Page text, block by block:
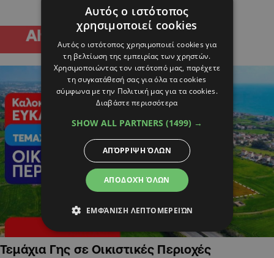
Τεμάχια Γης σε Οικιστικές Περιοχές
Αυτός ο ιστότοπος
χρησιμοποιεί cookies
Αυτός ο ιστότοπος χρησιμοποιεί cookies για
τη βελτίωση της εμπειρίας των χρηστών.
Χρησιμοποιώντας τον ιστότοπό μας, παρέχετε
τη συγκατάθεσή σας για όλα τα cookies
σύμφωνα με την Πολιτική μας για τα cookies.
Διαβάστε περισσότερα
SHOW ALL PARTNERS (1499) →
ΑΠΟΔΟΧΉ ΌΛΩΝ
ΑΠΌΡΡΙΨΗ ΌΛΩΝ
ΕΜΦΆΝΙΣΗ ΛΕΠΤΟΜΕΡΕΙΏΝ